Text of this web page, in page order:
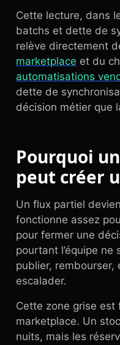
Cette lecture, dans
batchs et dette de
relève directement
marketplace et du
automatisations
dette de
décision métier que
Pourquoi
peut créer
Un flux partiel
fonctionne assez
pour fermer une
pourtant l’équipe
publier, rembourser,
escalader.
Cette zone grise
marketplace. Un
nuits, mais les